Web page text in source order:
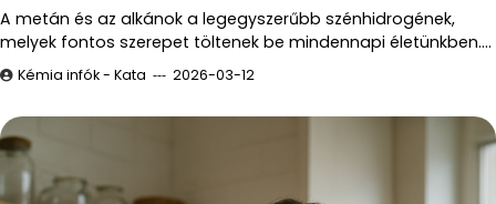
A metán és az alkánok a legegyszerűbb szénhidrogének,
melyek fontos szerepet töltenek be mindennapi életünkben.…
Kémia infók - Kata 2026-03-12